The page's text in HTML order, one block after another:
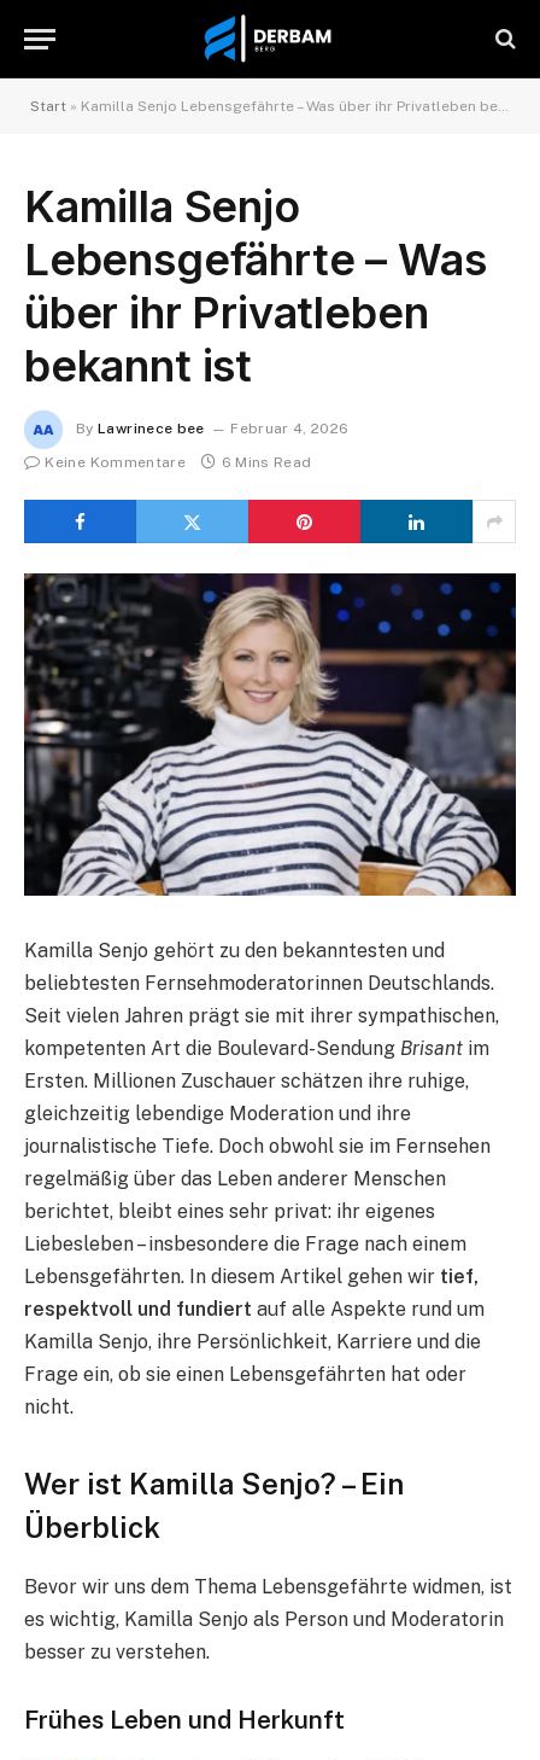
Start » Kamilla Senjo Lebensgefährte – Was über ihr Privatleben bekannt ist
Kamilla Senjo
Lebensgefährte – Was
über ihr Privatleben
bekannt ist
By Lawrinece bee
Februar 4, 2026
Keine Kommentare
6 Mins Read
Kamilla Senjo gehört zu den bekanntesten und
beliebtesten Fernsehmoderatorinnen Deutschlands.
Seit vielen Jahren prägt sie mit ihrer sympathischen,
kompetenten Art die Boulevard-Sendung Brisant im
Ersten. Millionen Zuschauer schätzen ihre ruhige,
gleichzeitig lebendige Moderation und ihre
journalistische Tiefe. Doch obwohl sie im Fernsehen
regelmäßig über das Leben anderer Menschen
berichtet, bleibt eines sehr privat: ihr eigenes
Liebesleben – insbesondere die Frage nach einem
Lebensgefährten. In diesem Artikel gehen wir tief,
respektvoll und fundiert auf alle Aspekte rund um
Kamilla Senjo, ihre Persönlichkeit, Karriere und die
Frage ein, ob sie einen Lebensgefährten hat oder
nicht.
Wer ist Kamilla Senjo? – Ein
Überblick
Bevor wir uns dem Thema Lebensgefährte widmen, ist
es wichtig, Kamilla Senjo als Person und Moderatorin
besser zu verstehen.
Frühes Leben und Herkunft